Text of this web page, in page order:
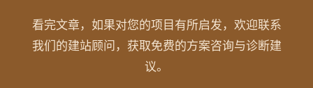
看完文章，如果对您的项目有所启发，欢迎联系
我们的建站顾问，获取免费的方案咨询与诊断建
议。